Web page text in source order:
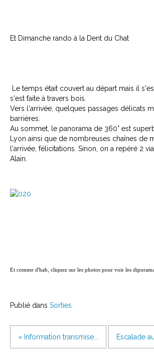
Et Dimanche rando à la Dent du Chat
Le temps était couvert au départ mais il
s'est faite à travers bois.
Vers l'arrivée, quelques passages délicats
barrières.
Au sommet, le panorama de 360° est
Lyon ainsi que de nombreuses chaînes de
l'arrivée, félicitations. Sinon, on a repéré 2
Alain.
Et comme d'hab, cliquez sur les photos pour voir les
Publié dans Sorties
« Information transmise... Escalade